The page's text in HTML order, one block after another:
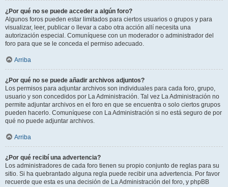
¿Por qué no se puede acceder a algún foro?
Algunos foros pueden estar limitados para ciertos usuarios o grupos y para
visualizar, leer, publicar o llevar a cabo otra acción allí necesita una
autorización especial. Comuníquese con un moderador o administrador del
foro para que se le conceda el permiso adecuado.
Arriba
¿Por qué no se puede añadir archivos adjuntos?
Los permisos para adjuntar archivos son individuales para cada foro, grupo,
usuario y son concedidos por La Administración. Tal vez La Administración no
permite adjuntar archivos en el foro en que se encuentra o solo ciertos grupos
pueden hacerlo. Comuníquese con La Administración si no está seguro de por
qué no puede adjuntar archivos.
Arriba
¿Por qué recibí una advertencia?
Los administradores de cada foro tienen su propio conjunto de reglas para su
sitio. Si ha quebrantado alguna regla puede recibir una advertencia. Por favor
recuerde que esta es una decisión de La Administración del foro, y phpBB